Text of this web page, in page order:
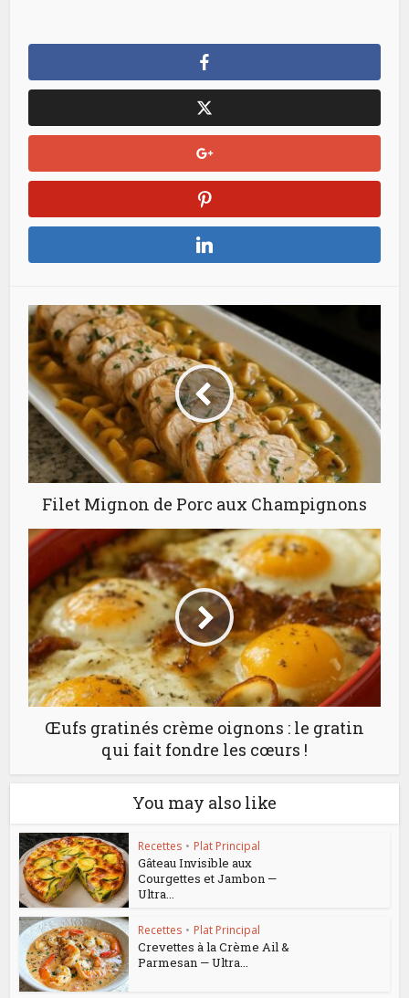
Filet Mignon de Porc aux Champignons
Œufs gratinés crème oignons : le gratin
qui fait fondre les cœurs !
You may also like
Recettes • Plat Principal
Gâteau Invisible aux
Courgettes et Jambon —
Ultra...
Recettes • Plat Principal
Crevettes à la Crème Ail &
Parmesan — Ultra...